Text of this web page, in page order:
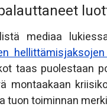
mediaa
taas puolestaan
montaakaan
tuon toiminnan